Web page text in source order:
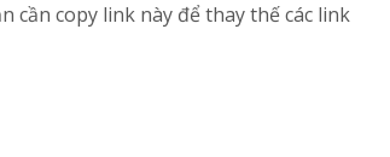
cần copy link này để thay thế các link